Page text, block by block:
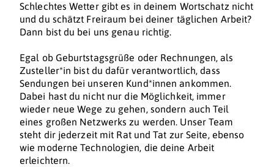
Schlechtes Wetter gibt es in deinem Wortschatz nicht
und du schätzt Freiraum bei deiner täglichen Arbeit?
Dann bist du bei uns genau richtig.
Egal ob Geburtstagsgrüße oder Rechnungen, als
Zusteller*in bist du dafür verantwortlich, dass
Sendungen bei unseren Kund*innen ankommen.
Dabei hast du nicht nur die Möglichkeit, immer
wieder neue Wege zu gehen, sondern auch Teil
eines großen Netzwerks zu werden. Unser Team
steht dir jederzeit mit Rat und Tat zur Seite, ebenso
wie moderne Technologien, die deine Arbeit
erleichtern.